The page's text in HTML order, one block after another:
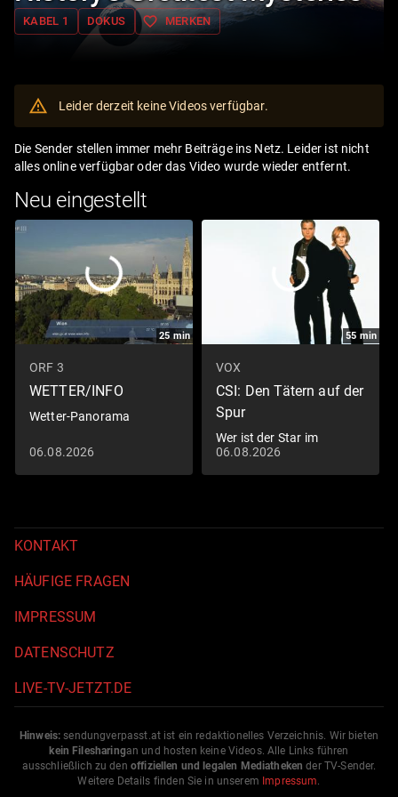
KABEL 1 DOKUS favorite_border MERKEN
Leider derzeit keine Videos verfügbar.
Die Sender stellen immer mehr Beiträge ins Netz. Leider ist nicht
alles online verfügbar oder das Video wurde wieder entfernt.
Neu eingestellt
25 min
ORF 3
WETTER/INFO
Wetter-Panorama
06.08.2026
55 min
VOX
CSI: Den Tätern auf der
Spur
Wer ist der Star im
Schlangennest?
06.08.2026
KONTAKT
HÄUFIGE FRAGEN
IMPRESSUM
DATENSCHUTZ
LIVE-TV-JETZT.DE
Hinweis: sendungverpasst.at ist ein redaktionelles Verzeichnis. Wir bieten
kein Filesharingan und hosten keine Videos. Alle Links führen
ausschließlich zu den offiziellen und legalen Mediatheken der TV-Sender.
Weitere Details finden Sie in unserem Impressum.